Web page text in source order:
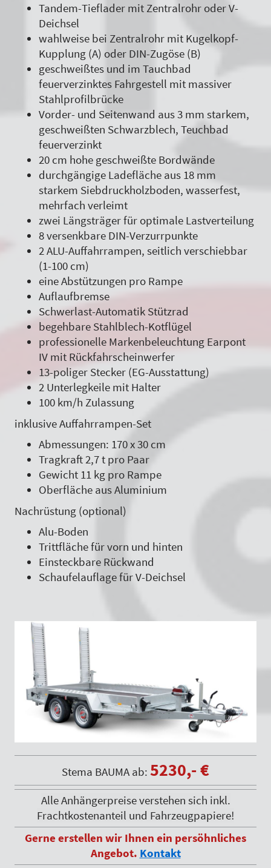
Tandem-Tieflader mit Zentralrohr oder V-
Deichsel
wahlweise bei Zentralrohr mit Kugelkopf-
Kupplung (A) oder DIN-Zugöse (B)
geschweißtes und im Tauchbad
feuerverzinktes Fahrgestell mit massiver
Stahlprofilbrücke
Vorder- und Seitenwand aus 3 mm starkem,
geschweißten Schwarzblech, Teuchbad
feuerverzinkt
20 cm hohe geschweißte Bordwände
durchgängige Ladefläche aus 18 mm
starkem Siebdruckholzboden, wasserfest,
mehrfach verleimt
zwei Längsträger für optimale Lastverteilung
8 versenkbare DIN-Verzurrpunkte
2 ALU-Auffahrrampen, seitlich verschiebbar
(1-100 cm)
eine Abstützungen pro Rampe
Auflaufbremse
Schwerlast-Automatik Stützrad
begehbare Stahlblech-Kotflügel
professionelle Markenbeleuchtung Earpont
IV mit Rückfahrscheinwerfer
13-poliger Stecker (EG-Ausstattung)
2 Unterlegkeile mit Halter
100 km/h Zulassung
inklusive Auffahrrampen-Set
Abmessungen: 170 x 30 cm
Tragkraft 2,7 t pro Paar
Gewicht 11 kg pro Rampe
Oberfläche aus Aluminium
Nachrüstung (optional)
Alu-Boden
Trittfläche für vorn und hinten
Einsteckbare Rückwand
Schaufelauflage für V-Deichsel
Stema BAUMA ab: 5230,- €
Alle Anhängerpreise verstehen sich inkl.
Frachtkostenanteil und Fahrzeugpapiere!
Gerne erstellen wir Ihnen ein persöhnliches
Angebot. Kontakt